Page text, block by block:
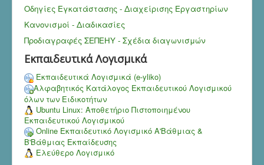
Οδηγίες Εγκατάστασης - Διαχείρισης Εργαστηρίων
Κανονισμοί - Διαδικασίες
Προδιαγραφές ΣΕΠΕΗΥ - Σχέδια διαγωνισμών
Εκπαιδευτικά Λογισμικά
Εκπαιδευτικά Λογισμικά (e-yliko)
Αλφαβητικός Κατάλογος Εκπαιδευτικού Λογισμικού
όλων των Ειδικοτήτων
Ubuntu Linux: Αποθετήριο Πιστοποιημένου
Εκπαιδευτικού Λογισμικού
Online Εκπαιδευτικό Λογισμικό Α'Βάθμιας &
Β'Βάθμιας Εκπαίδευσης
Ελεύθερο Λογισμικό